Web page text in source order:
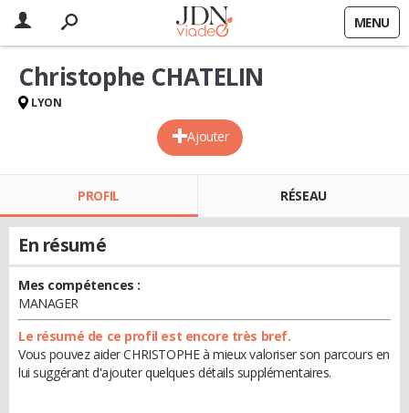
MENU
Ajouter
Christophe CHATELIN
LYON
PROFIL RÉSEAU
En résumé
Mes compétences :
MANAGER
Le résumé de ce profil est encore très bref.
Vous pouvez aider CHRISTOPHE à mieux valoriser son parcours en
lui suggérant d'ajouter quelques détails supplémentaires.